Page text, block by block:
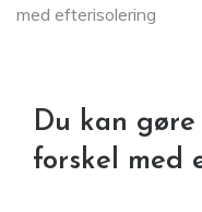
med efterisolering
Du kan
forskel med